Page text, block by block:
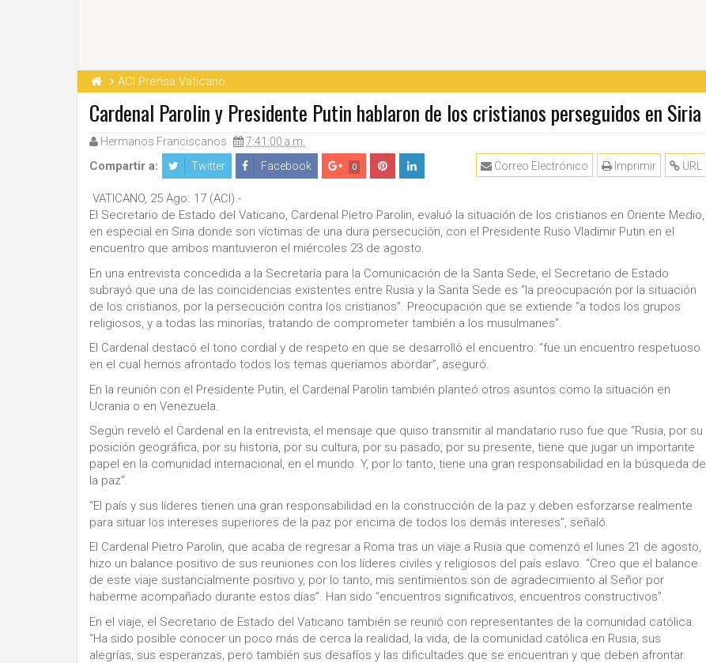
ACI Prensa Vaticano
Cardenal Parolin y Presidente Putin hablaron de los cristianos perseguidos en Siria
Hermanos Franciscanos 7:41:00 a.m.
Compartir a: Twitter Facebook 0 URL
Imprimir
Correo Electrónico
VATICANO, 25 Ago. 17 (ACI).-
El Secretario de Estado del Vaticano, Cardenal Pietro Parolin, evaluó la situación de los cristianos en Oriente Medio,
en especial en Siria donde son víctimas de una dura persecución, con el Presidente Ruso Vladimir Putin en el
encuentro que ambos mantuvieron el miércoles 23 de agosto.
En una entrevista concedida a la Secretaría para la Comunicación de la Santa Sede, el Secretario de Estado
subrayó que una de las coincidencias existentes entre Rusia y la Santa Sede es “la preocupación por la situación
de los cristianos, por la persecución contra los cristianos”. Preocupación que se extiende “a todos los grupos
religiosos, y a todas las minorías, tratando de comprometer también a los musulmanes”.
El Cardenal destacó el tono cordial y de respeto en que se desarrolló el encuentro: “fue un encuentro respetuoso
en el cual hemos afrontado todos los temas queríamos abordar”, aseguró.
En la reunión con el Presidente Putin, el Cardenal Parolin también planteó otros asuntos como la situación en
Ucrania o en Venezuela.
Según reveló el Cardenal en la entrevista, el mensaje que quiso transmitir al mandatario ruso fue que “Rusia, por su
posición geográfica, por su historia, por su cultura, por su pasado, por su presente, tiene que jugar un importante
papel en la comunidad internacional, en el mundo. Y, por lo tanto, tiene una gran responsabilidad en la búsqueda de
la paz”.
“El país y sus líderes tienen una gran responsabilidad en la construcción de la paz y deben esforzarse realmente
para situar los intereses superiores de la paz por encima de todos los demás intereses”, señaló.
El Cardenal Pietro Parolin, que acaba de regresar a Roma tras un viaje a Rusia que comenzó el lunes 21 de agosto,
hizo un balance positivo de sus reuniones con los líderes civiles y religiosos del país eslavo. “Creo que el balance
de este viaje sustancialmente positivo y, por lo tanto, mis sentimientos son de agradecimiento al Señor por
haberme acompañado durante estos días”. Han sido “encuentros significativos, encuentros constructivos”.
En el viaje, el Secretario de Estado del Vaticano también se reunió con representantes de la comunidad católica.
“Ha sido posible conocer un poco más de cerca la realidad, la vida, de la comunidad católica en Rusia, sus
alegrías, sus esperanzas, pero también sus desafíos y las dificultades que se encuentran y que deben afrontar.